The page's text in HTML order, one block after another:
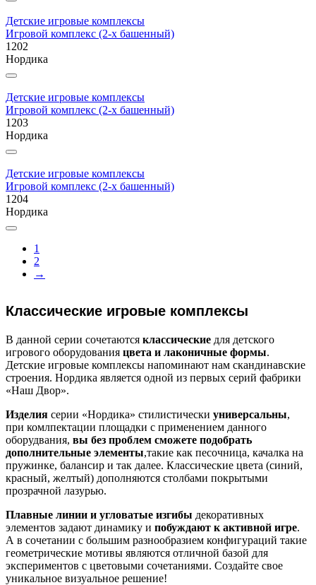
Детские игровые комплексы
Игровой комплекс (2-х башенный)
1202
Нордика
Детские игровые комплексы
Игровой комплекс (2-х башенный)
1203
Нордика
Детские игровые комплексы
Игровой комплекс (2-х башенный)
1204
Нордика
1
2
→
Классические игровые комплексы
В данной серии сочетаются классические для детского
игрового оборудования цвета и лаконичные формы.
Детские игровые комплексы напоминают нам скандинавские
строения. Нордика является одной из первых серий фабрики
«Наш Двор».
Изделия серии «Нордика» стилистически универсальны,
при комлпектации площадки с применением данного
оборудвания, вы без проблем сможете подобрать
дополнительные элементы,такие как песочница, качалка на
пружинке, балансир и так далее. Классические цвета (синий,
красный, желтый) дополняются столбами покрытыми
прозрачной лазурью.
Плавные линии и угловатые изгибы декоративных
элементов задают динамику и побуждают к активной игре.
А в сочетании с большим разнообразием конфигураций такие
геометрические мотивы являются отличной базой для
экспериментов с цветовыми сочетаниями. Создайте свое
уникальное визуальное решение!